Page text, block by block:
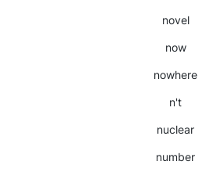
novel
now
nowhere
n't
nuclear
number